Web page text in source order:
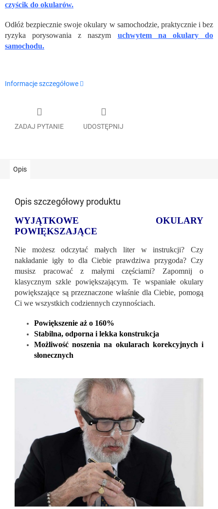
czyścik do okularów.
Odłóż bezpiecznie swoje okulary w samochodzie, praktycznie i bez
ryzyka porysowania z naszym uchwytem na okulary do
samochodu.
Informacje szczegółowe
ZADAJ PYTANIE UDOSTĘPNIJ
Opis
Opis szczegółowy produktu
WYJĄTKOWE OKULARY
POWIĘKSZAJĄCE
Nie możesz odczytać małych liter w instrukcji? Czy
nakładanie igły to dla Ciebie prawdziwa przygoda? Czy
musisz pracować z małymi częściami? Zapomnij o
klasycznym szkle powiększającym. Te wspaniałe okulary
powiększające są przeznaczone właśnie dla Ciebie, pomogą
Ci we wszystkich codziennych czynnościach.
Powiększenie aż o 160%
Stabilna, odporna i lekka konstrukcja
Możliwość noszenia na okularach korekcyjnych i
słonecznych